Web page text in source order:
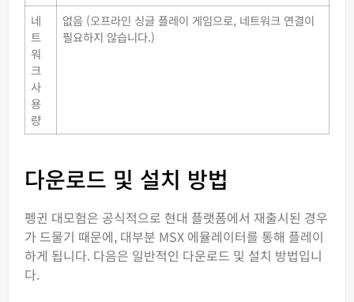
네
트
워
크
사
용
량
없음 (오프라인 싱글 플레이 게임으로, 네트워크 연결이
필요하지 않습니다.)
다운로드 및 설치 방법
펭귄 대모험은 공식적으로 현대 플랫폼에서 재출시된 경우
가 드물기 때문에, 대부분 MSX 에뮬레이터를 통해 플레이
하게 됩니다. 다음은 일반적인 다운로드 및 설치 방법입니
다.